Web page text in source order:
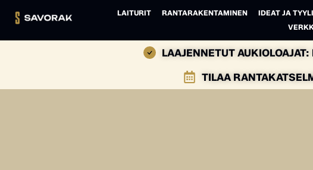
LAITURIT RANTARAKENTAMINEN IDEAT JA
LAAJENNETUT
TILAA